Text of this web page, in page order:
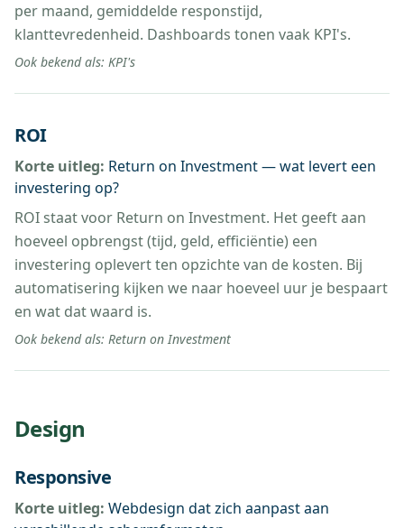
per maand, gemiddelde responstijd,
klanttevredenheid. Dashboards tonen vaak KPI's.
Ook bekend als: KPI's
ROI
Korte uitleg: Return on Investment — wat levert een
investering op?
ROI staat voor Return on Investment. Het geeft aan
hoeveel opbrengst (tijd, geld, efficiëntie) een
investering oplevert ten opzichte van de kosten. Bij
automatisering kijken we naar hoeveel uur je bespaart
en wat dat waard is.
Ook bekend als: Return on Investment
Design
Responsive
Korte uitleg: Webdesign dat zich aanpast aan